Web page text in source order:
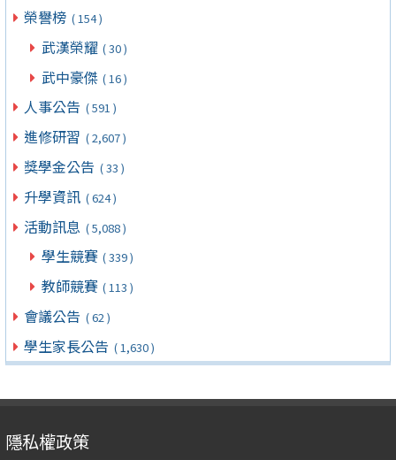
榮譽榜 ( 154 )
武漢榮耀 ( 30 )
武中豪傑 ( 16 )
人事公告 ( 591 )
進修研習 ( 2,607 )
獎學金公告 ( 33 )
升學資訊 ( 624 )
活動訊息 ( 5,088 )
學生競賽 ( 339 )
教師競賽 ( 113 )
會議公告 ( 62 )
學生家長公告 ( 1,630 )
隱私權政策